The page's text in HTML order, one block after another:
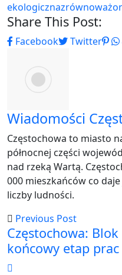
ekologiczna
Share This Post:
Facebook Twitter
Wiadomości
Częstochowa to miasto
północnej części
nad rzeką Wartą.
000 mieszkańców co
liczby ludności.
Previous Post
Częstochowa:
końcowy etap prac